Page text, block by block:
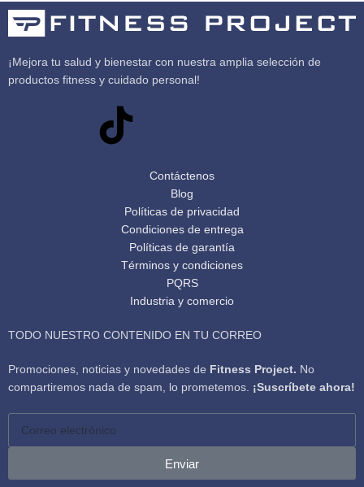
¡Mejora tu salud y bienestar con nuestra amplia selección de
productos fitness y cuidado personal!
Contáctenos
Blog
Políticas de privacidad
Condiciones de entrega
Políticas de garantía
Términos y condiciones
PQRS
Industria y comercio
TODO NUESTRO CONTENIDO EN TU CORREO
Promociones, noticias y novedades de Fitness Project. No
compartiremos nada de spam, lo prometemos. ¡Suscríbete ahora!
Enviar